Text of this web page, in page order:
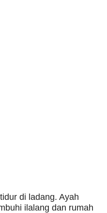
di ladang. Ayah
ilalang dan rumah